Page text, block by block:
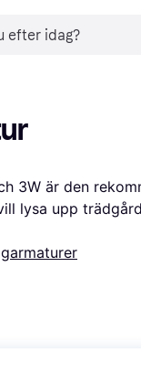
3W är den
lysa upp